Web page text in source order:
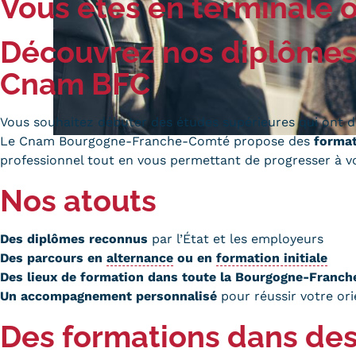
Quoi de neuf au Cnam BFC?
Actualités
Agenda
Revue de presse
Contact
Contacts services
Formulaire de contact
Menu
Mentions
Cookies
Vous êtes en terminale
Découvrez nos
Cnam BFC
Vous souhaitez débuter des études supérieures qui ont
Le Cnam Bourgogne-Franche-Comté propose des
professionnel tout en vous permettant de progresser à
Nos atouts
Des diplômes reconnus par l’État et les employeurs
Des parcours en alternance ou en formation initiale
Des lieux de formation dans toute la Bourgogne-
Un accompagnement personnalisé pour réussir votre
Des formations dans